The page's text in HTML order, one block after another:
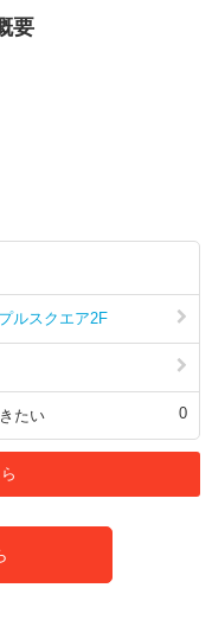
要
ルスクエア2F
たい 0